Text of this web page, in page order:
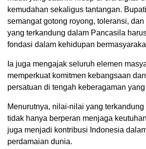
kemudahan sekaligus tantangan.
semangat gotong royong, toleransi,
yang terkandung dalam Pancasila
fondasi dalam kehidupan
Ia juga mengajak seluruh elemen
memperkuat komitmen kebangsaan
persatuan di tengah keberagaman
Menurutnya, nilai-nilai yang
tidak hanya berperan menjaga
juga menjadi kontribusi Indonesia
perdamaian dunia.